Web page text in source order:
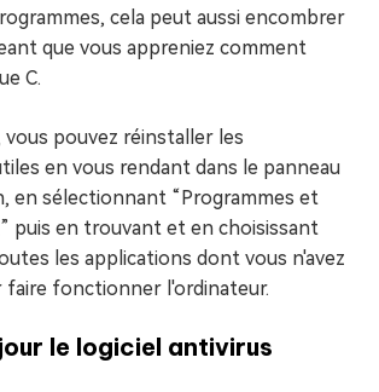
cela peut aussi encombrer
que vous appreniez comment
C.
vous pouvez réinstaller les
en vous rendant dans le panneau
en sélectionnant “Programmes et
puis en trouvant et en choisissant
les applications dont vous n'avez
faire fonctionner l'ordinateur.
le logiciel antivirus